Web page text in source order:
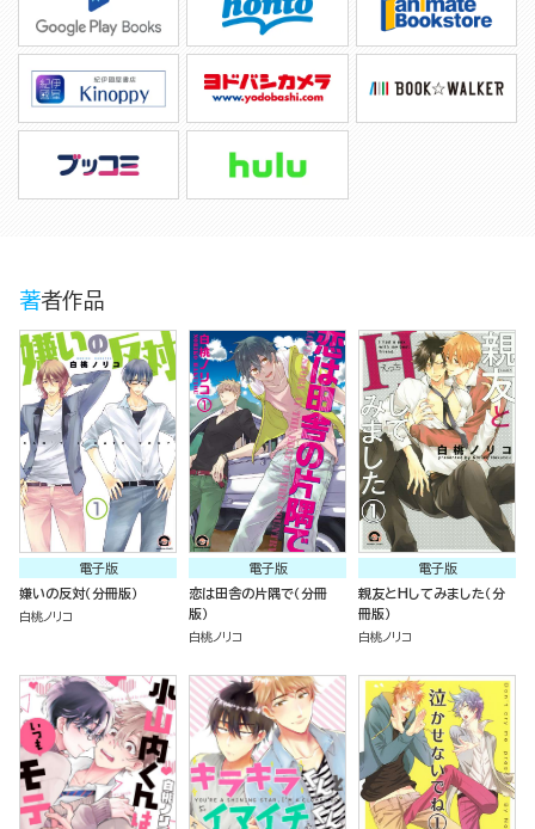
著者作品
電子版
嫌いの反対（分冊版）
白桃ノリコ
電子版
恋は田舎の片隅で（分冊
版）
白桃ノリコ
電子版
親友とHしてみました（分
冊版）
白桃ノリコ